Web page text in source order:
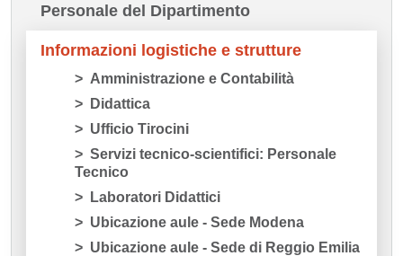
Personale del Dipartimento
Informazioni logistiche e strutture
Amministrazione e Contabilità
Didattica
Ufficio Tirocini
Servizi tecnico-scientifici: Personale
Tecnico
Laboratori Didattici
Ubicazione aule - Sede Modena
Ubicazione aule - Sede di Reggio Emilia